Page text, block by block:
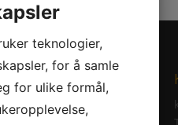
teknologier,
for å samle
for ulike formål,